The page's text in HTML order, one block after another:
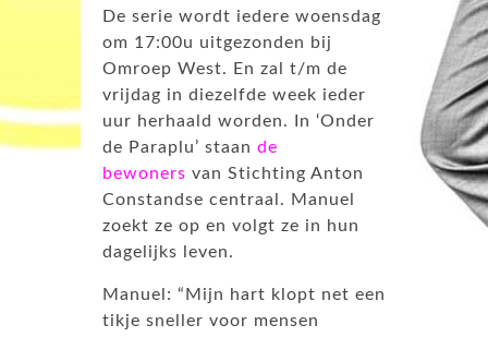
De serie wordt iedere woensdag
om 17:00u uitgezonden bij
Omroep West. En zal t/m de
vrijdag in diezelfde week ieder
uur herhaald worden. In ‘Onder
de Paraplu’ staan de
bewoners van Stichting Anton
Constandse centraal. Manuel
zoekt ze op en volgt ze in hun
dagelijks leven.
Manuel: “Mijn hart klopt net een
tikje sneller voor mensen